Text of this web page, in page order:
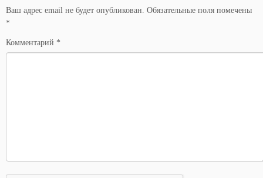
Ваш адрес email не будет опубликован. Обязательные поля помечены
*
Комментарий *